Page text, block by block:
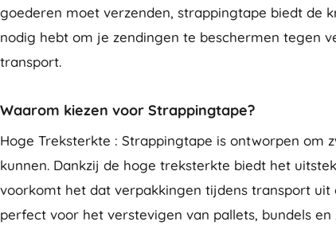
goederen moet verzenden, strappingtape biedt de
nodig hebt om je zendingen te beschermen tegen
transport.
Waarom kiezen voor Strappingtape?
Hoge Treksterkte : Strappingtape is ontworpen om
kunnen. Dankzij de hoge treksterkte biedt het
voorkomt het dat verpakkingen tijdens transport uit
perfect voor het verstevigen van pallets, bundels en